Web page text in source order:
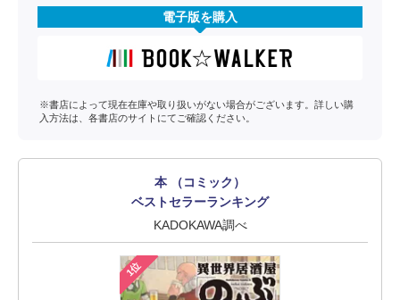
電子版を購入
※書店によって現在在庫や取り扱いがない場合がございます。詳しい購
入方法は、各書店のサイトにてご確認ください。
本 （コミック）
ベストセラーランキング
KADOKAWA調べ
1位